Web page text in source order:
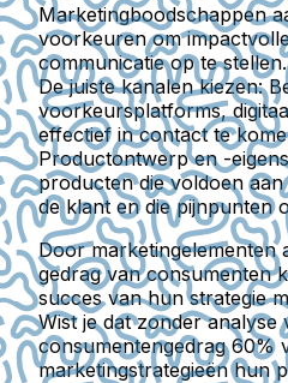
Marketingboodschappen
voorkeuren om
communicatie op te stellen.
De juiste kanalen kiezen:
voorkeursplatforms,
effectief in contact te
Productontwerp en -
producten die voldoen
de klant en die pijnpunten
Door marketingelementen
gedrag van consumenten
succes van hun strategie
Wist je dat zonder analyse
consumentengedrag 60%
marketingstrategieën hun